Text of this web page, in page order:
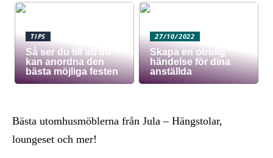
TIPS
Så ser du till att du
kan anordna den
bästa möjliga festen
27/10/2022
Skapa en otrolig
händelse för dina
anställda
Bästa utomhusmöblerna från Jula – Hängstolar,
loungeset och mer!